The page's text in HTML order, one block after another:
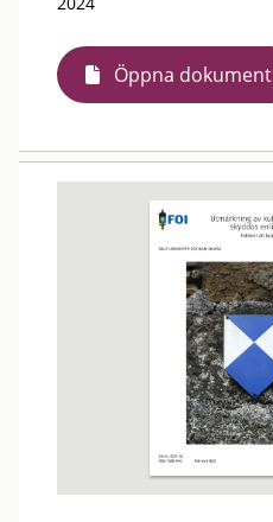
Öppna dokument